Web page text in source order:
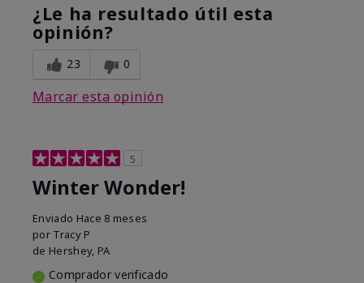
¿Le ha resultado útil esta
opinión?
23 0
Marcar esta opinión
5
Winter Wonder!
Enviado Hace 8 meses
por Tracy P
de Hershey, PA
Comprador verificado